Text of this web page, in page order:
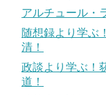
アルチュール・
随想録より学ぶ
清！
政談より学ぶ！
道！